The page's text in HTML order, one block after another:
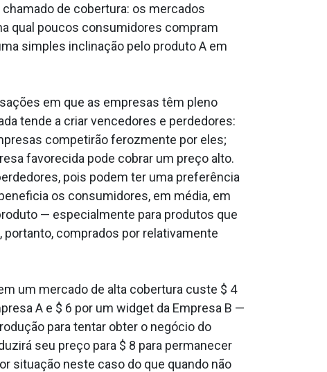
de cobertura: os mercados
qual poucos consumidores compram
simples inclinação pelo produto A em
em que as empresas têm pleno
tende a criar vencedores e perdedores:
competirão ferozmente por eles;
favorecida pode cobrar um preço alto.
pois podem ter uma preferência
os consumidores, em média, em
— especialmente para produtos que
comprados por relativamente
um mercado de alta cobertura custe $ 4
A e $ 6 por um widget da Empresa B —
para tentar obter o negócio do
seu preço para $ 8 para permanecer
situação neste caso do que quando não